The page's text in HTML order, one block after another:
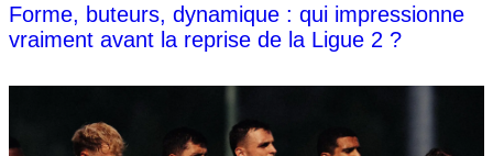
Forme, buteurs, dynamique : qui impressionne
vraiment avant la reprise de la Ligue 2 ?